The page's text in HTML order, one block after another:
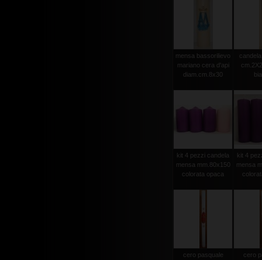
mensa bassorilievo
mariano cera d'api
diam.cm.8x30
kit 4 pezzi candela
mensa mm.80x150
colorata opaca
kit 4
mensa
cero pasquale
cero